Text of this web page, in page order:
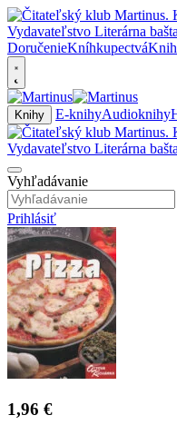
DoručenieKníhkupectvá
Knihy E-knihyAudioknihy
Vyhľadávanie
Prihlásiť
1,96 €